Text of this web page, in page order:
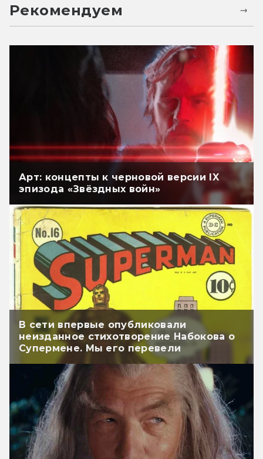
Рекомендуем
Арт: концепты к черновой версии IX
эпизода «Звёздных войн»
В сети впервые опубликовали
неизданное стихотворение Набокова о
Супермене. Мы его перевели